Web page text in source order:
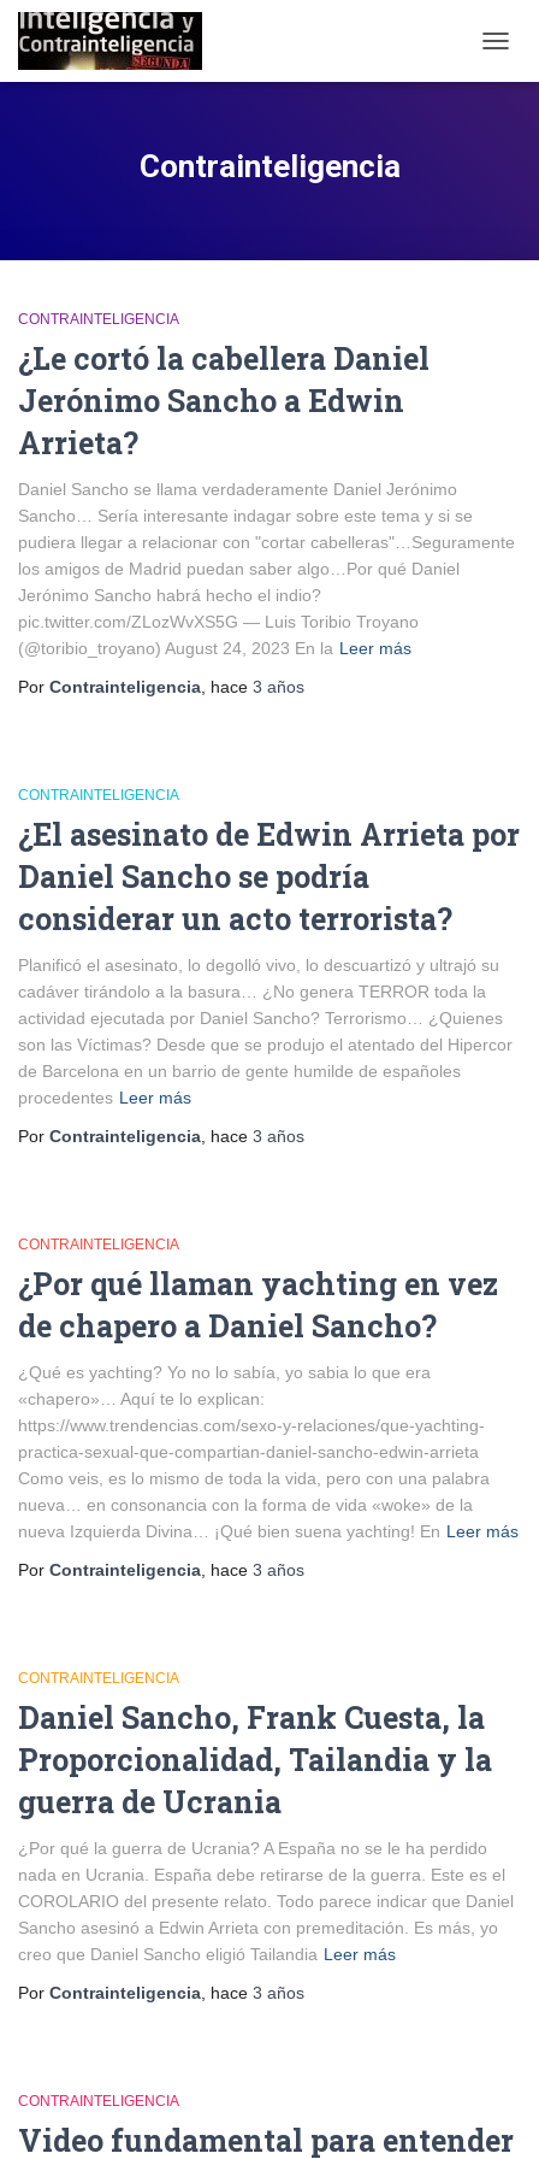
MODO
Contrainteligencia
CONTRAINTELIGENCIA
¿Le cortó la cabellera Daniel
Jerónimo Sancho a Edwin
Arrieta?
Daniel Sancho se llama verdaderamente Daniel Jerónimo
Sancho… Sería interesante indagar sobre este tema y si se
pudiera llegar a relacionar con "cortar cabelleras"…Seguramente
los amigos de Madrid puedan saber algo…Por qué Daniel
Jerónimo Sancho habrá hecho el indio?
pic.twitter.com/ZLozWvXS5G — Luis Toribio Troyano
(@toribio_troyano) August 24, 2023 En la Leer más
Por Contrainteligencia , hace 3 años
CONTRAINTELIGENCIA
¿El asesinato de Edwin Arrieta por
Daniel Sancho se podría
considerar un acto terrorista?
Planificó el asesinato, lo degolló vivo, lo descuartizó y ultrajó su
cadáver tirándolo a la basura… ¿No genera TERROR toda la
actividad ejecutada por Daniel Sancho? Terrorismo… ¿Quienes
son las Víctimas? Desde que se produjo el atentado del Hipercor
de Barcelona en un barrio de gente humilde de españoles
procedentes Leer más
Por Contrainteligencia , hace 3 años
CONTRAINTELIGENCIA
¿Por qué llaman yachting en vez
de chapero a Daniel Sancho?
¿Qué es yachting? Yo no lo sabía, yo sabia lo que era
«chapero»… Aquí te lo explican:
https://www.trendencias.com/sexo-y-relaciones/que-yachting-
practica-sexual-que-compartian-daniel-sancho-edwin-arrieta
Como veis, es lo mismo de toda la vida, pero con una palabra
nueva… en consonancia con la forma de vida «woke» de la
nueva Izquierda Divina… ¡Qué bien suena yachting! En Leer más
Por Contrainteligencia , hace 3 años
CONTRAINTELIGENCIA
Daniel Sancho, Frank Cuesta, la
Proporcionalidad, Tailandia y la
guerra de Ucrania
¿Por qué la guerra de Ucrania? A España no se le ha perdido
nada en Ucrania. España debe retirarse de la guerra. Este es el
COROLARIO del presente relato. Todo parece indicar que Daniel
Sancho asesinó a Edwin Arrieta con premeditación. Es más, yo
creo que Daniel Sancho eligió Tailandia Leer más
Por Contrainteligencia , hace 3 años
CONTRAINTELIGENCIA
Video fundamental para entender